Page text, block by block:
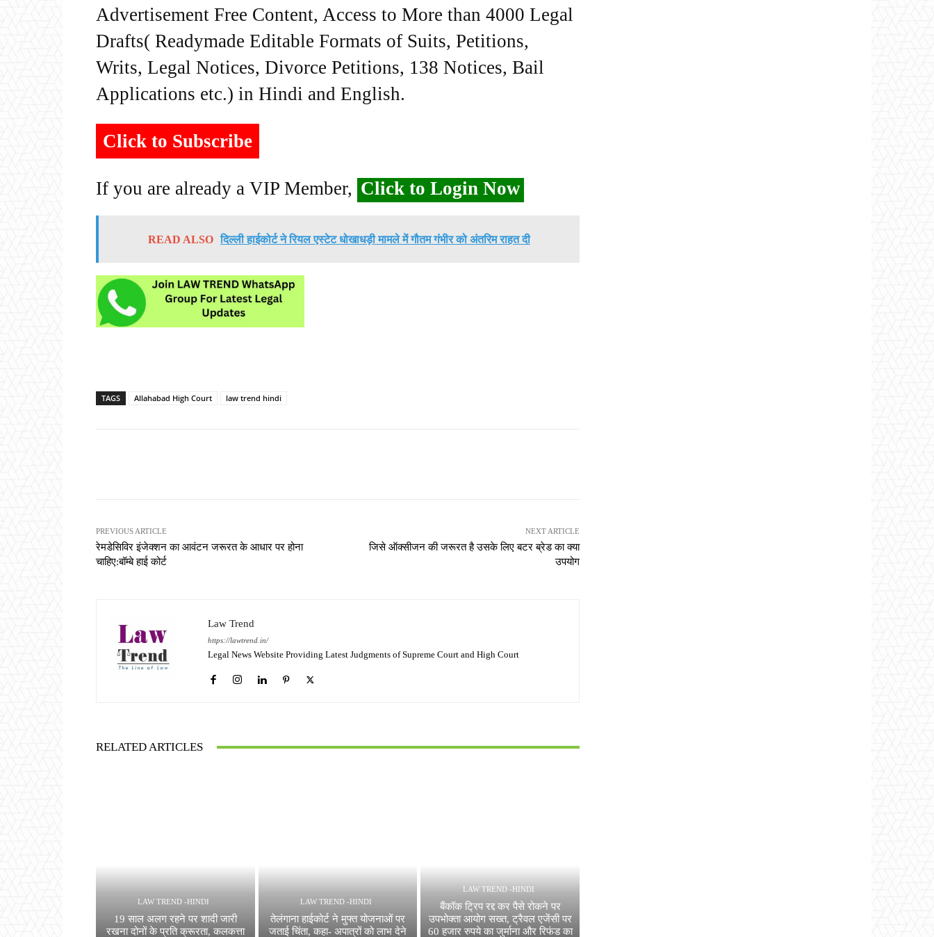
Advertisement Free Content, Access to More than 4000 Legal
Drafts( Readymade Editable Formats of Suits, Petitions,
Writs, Legal Notices, Divorce Petitions, 138 Notices, Bail
Applications etc.) in Hindi and English.
Click to Subscribe
If you are already a VIP Member, Click to Login Now
READ ALSO दिल्ली हाईकोर्ट ने रियल एस्टेट धोखाधड़ी मामले में गौतम गंभीर को अंतरिम राहत दी
TAGS Allahabad High Court law trend hindi
PREVIOUS ARTICLE
रेमडेसिविर इंजेक्शन का आवंटन जरूरत के आधार पर होना
चाहिए:बॉम्बे हाई कोर्ट
NEXT ARTICLE
जिसे ऑक्सीजन की जरूरत है उसके लिए बटर ब्रेड का क्या
उपयोग
Law Trend
https://lawtrend.in/
Legal News Website Providing Latest Judgments of Supreme Court and High Court
RELATED ARTICLES
LAW TREND -HINDI
19 साल अलग रहने पर शादी जारी
रखना दोनों के प्रति क्रूरता, कलकत्ता
LAW TREND -HINDI
तेलंगाना हाईकोर्ट ने मुफ्त योजनाओं पर
जताई चिंता, कहा- अपात्रों को लाभ देने
LAW TREND -HINDI
बैंकॉक ट्रिप रद्द कर पैसे रोकने पर
उपभोक्ता आयोग सख्त, ट्रैवल एजेंसी पर
60 हजार रुपये का जुर्माना और रिफंड का